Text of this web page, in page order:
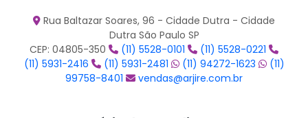
Rua Baltazar Soares, 96 - Cidade Dutra - Cidade
Dutra São Paulo SP
CEP: 04805-350
(11) 5528-0101
(11) 5528-0221
(11) 5931-2416
(11) 5931-2481 (11) 94272-1623
(11)
99758-8401
vendas@arjire.com.br